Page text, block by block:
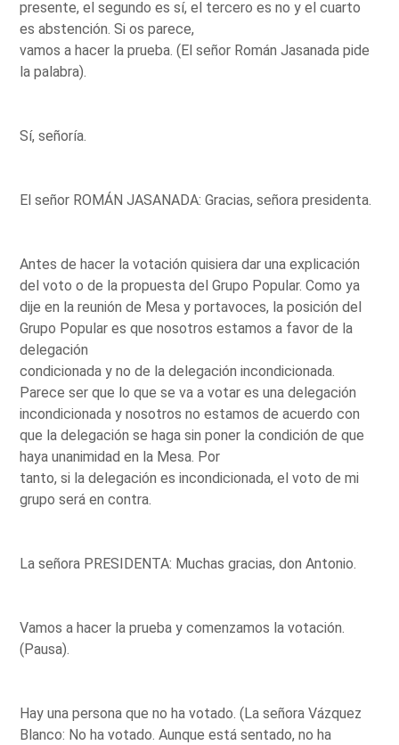
presente, el segundo es sí, el tercero es no y el cuarto
es abstención. Si os parece,
vamos a hacer la prueba. (El señor Román Jasanada pide
la palabra).
Sí, señoría.
El señor ROMÁN JASANADA: Gracias, señora presidenta.
Antes de hacer la votación quisiera dar una explicación
del voto o de la propuesta del Grupo Popular. Como ya
dije en la reunión de Mesa y portavoces, la posición del
Grupo Popular es que nosotros estamos a favor de la
delegación
condicionada y no de la delegación incondicionada.
Parece ser que lo que se va a votar es una delegación
incondicionada y nosotros no estamos de acuerdo con
que la delegación se haga sin poner la condición de que
haya unanimidad en la Mesa. Por
tanto, si la delegación es incondicionada, el voto de mi
grupo será en contra.
La señora PRESIDENTA: Muchas gracias, don Antonio.
Vamos a hacer la prueba y comenzamos la votación.
(Pausa).
Hay una persona que no ha votado. (La señora Vázquez
Blanco: No ha votado. Aunque está sentado, no ha